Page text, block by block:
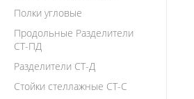
Полки угловые
Продольные Разделители
СТ-ПД
Разделители СТ-Д
Стойки стеллажные СТ-С